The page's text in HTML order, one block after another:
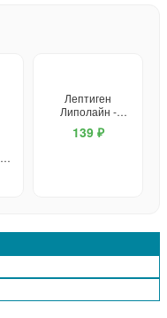
Лептиген
Липолайн -
капсулы для
похудения
139 ₽